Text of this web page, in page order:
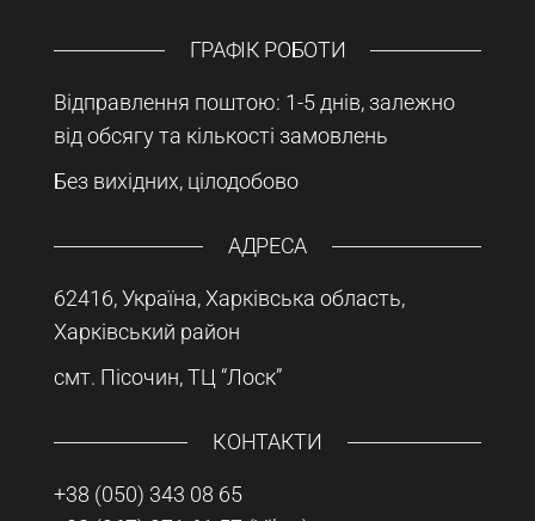
ГРАФІК РОБОТИ
Відправлення поштою: 1-5 днів, залежно
від обсягу та кількості замовлень
Без вихідних, цілодобово
АДРЕСА
62416, Україна, Харківська область,
Харківський район
смт. Пісочин, ТЦ “Лоск”
КОНТАКТИ
+38 (050) 343 08 65